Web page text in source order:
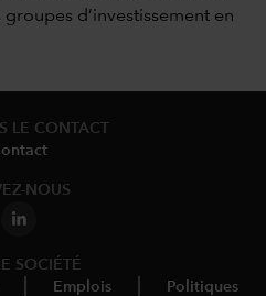
d’investissement en
LE CONTACT
NOUS
SOCIÉTÉ
Emplois Politiques